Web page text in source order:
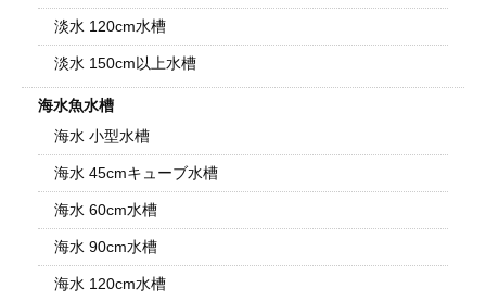
淡水 120cm水槽
淡水 150cm以上水槽
海水魚水槽
海水 小型水槽
海水 45cmキューブ水槽
海水 60cm水槽
海水 90cm水槽
海水 120cm水槽